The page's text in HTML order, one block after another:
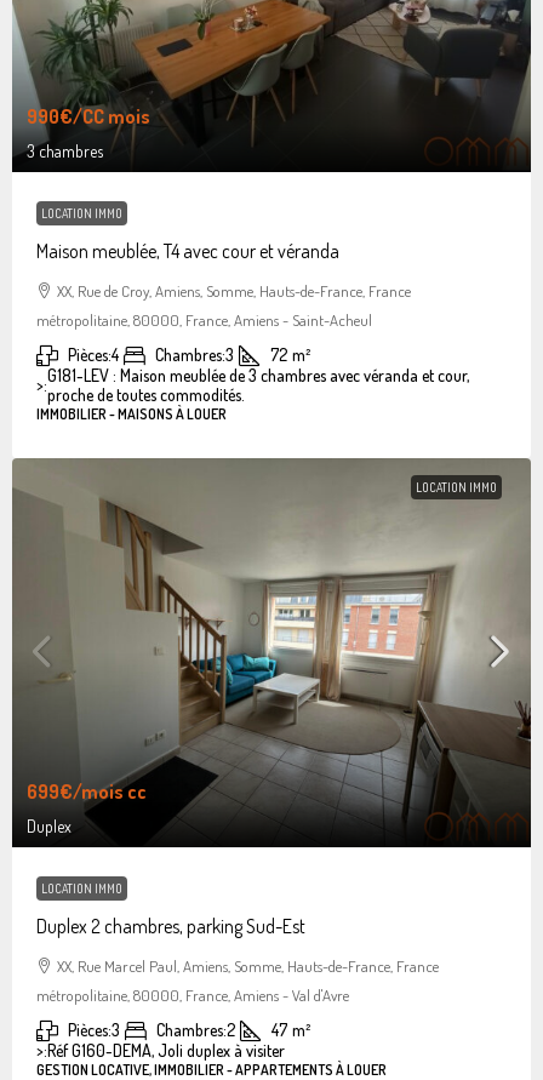
990€/CC mois
3 chambres
LOCATION IMMO
Maison meublée, T4 avec cour et véranda
XX, Rue de Croy, Amiens, Somme, Hauts-de-France, France
métropolitaine, 80000, France, Amiens - Saint-Acheul
Pièces:4 Chambres:3 72 m²
>:G181-LEV : Maison meublée de 3 chambres avec véranda et cour,
proche de toutes commodités.
IMMOBILIER - MAISONS À LOUER
LOCATION IMMO
699€/mois cc
Duplex
LOCATION IMMO
Duplex 2 chambres, parking Sud-Est
XX, Rue Marcel Paul, Amiens, Somme, Hauts-de-France, France
métropolitaine, 80000, France, Amiens - Val d'Avre
Pièces:3 Chambres:2 47 m²
>:Réf G160-DEMA, Joli duplex à visiter
GESTION LOCATIVE, IMMOBILIER - APPARTEMENTS À LOUER